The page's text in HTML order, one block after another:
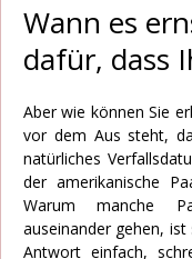
Wann es
dafür, dass
Aber wie können Sie
vor dem Aus steht,
natürliches
der amerikanische
Warum manche
auseinander gehen,
Antwort einfach,